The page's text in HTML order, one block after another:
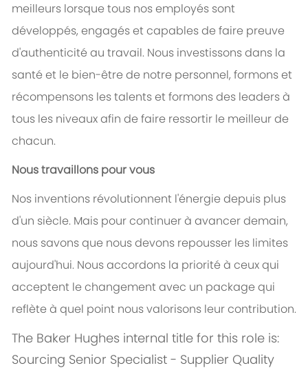
meilleurs lorsque tous nos employés sont
développés, engagés et capables de faire preuve
d'authenticité au travail. Nous investissons dans la
santé et le bien-être de notre personnel, formons et
récompensons les talents et formons des leaders à
tous les niveaux afin de faire ressortir le meilleur de
chacun.
Nous travaillons pour vous
Nos inventions révolutionnent l'énergie depuis plus
d'un siècle. Mais pour continuer à avancer demain,
nous savons que nous devons repousser les limites
aujourd'hui. Nous accordons la priorité à ceux qui
acceptent le changement avec un package qui
reflète à quel point nous valorisons leur contribution.
The Baker Hughes internal title for this role is:
Sourcing Senior Specialist - Supplier Quality